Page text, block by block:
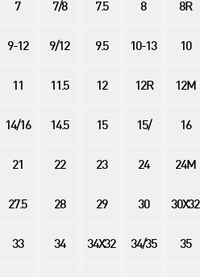
7 7/8 7.5 8 8R
9-12 9/12 9.5 10-13 10
11 11.5 12 12R 12M
14/16 14.5 15 15/ 16
21 22 23 24 24M
27.5 28 29 30 30X32
33 34 34X32 34/35 35